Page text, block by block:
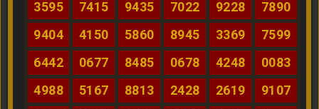
3595 7415 9435 7022 9228
7890
9404
4150 5860 8945 3369
7599
6442
0677 8485 0678 4248
0083
4988
5167 8813 2428 2619
9107